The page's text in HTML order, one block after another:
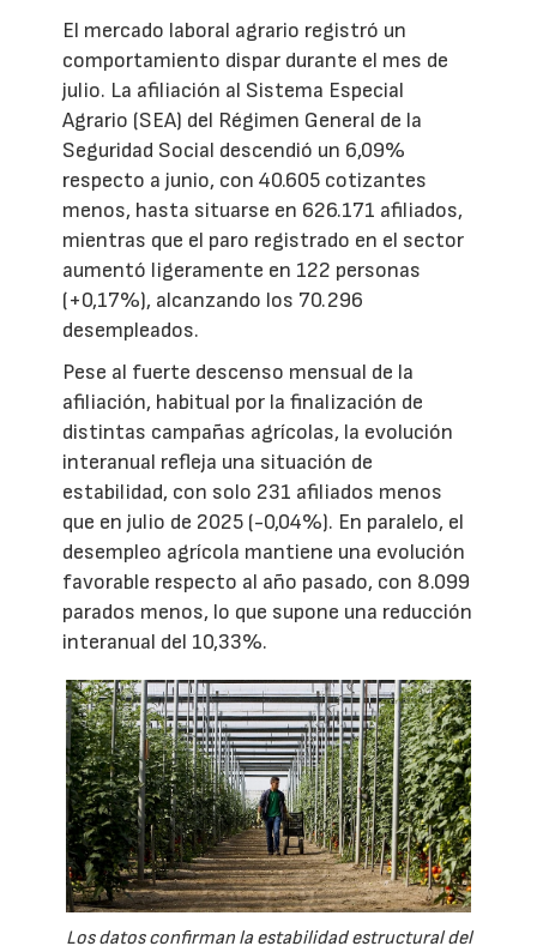
El mercado laboral agrario registró un
comportamiento dispar durante el mes de
julio. La afiliación al Sistema Especial
Agrario (SEA) del Régimen General de la
Seguridad Social descendió un 6,09%
respecto a junio, con 40.605 cotizantes
menos, hasta situarse en 626.171 afiliados,
mientras que el paro registrado en el sector
aumentó ligeramente en 122 personas
(+0,17%), alcanzando los 70.296
desempleados.
Pese al fuerte descenso mensual de la
afiliación, habitual por la finalización de
distintas campañas agrícolas, la evolución
interanual refleja una situación de
estabilidad, con solo 231 afiliados menos
que en julio de 2025 (-0,04%). En paralelo, el
desempleo agrícola mantiene una evolución
favorable respecto al año pasado, con 8.099
parados menos, lo que supone una reducción
interanual del 10,33%.
Los datos confirman la estabilidad estructural del